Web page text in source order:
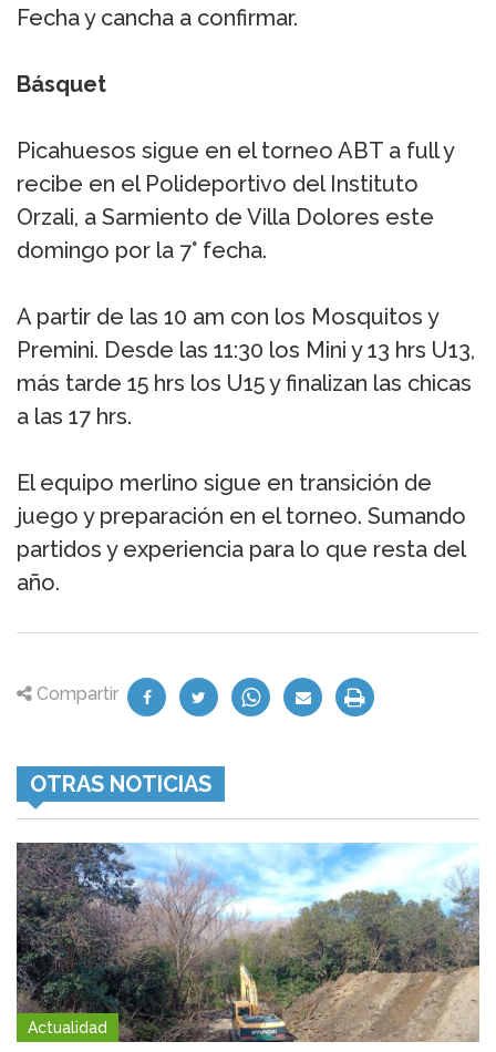
Fecha y cancha a confirmar.
Básquet
Picahuesos sigue en el torneo ABT a full y
recibe en el Polideportivo del Instituto
Orzali, a Sarmiento de Villa Dolores este
domingo por la 7° fecha.
A partir de las 10 am con los Mosquitos y
Premini. Desde las 11:30 los Mini y 13 hrs U13,
más tarde 15 hrs los U15 y finalizan las chicas
a las 17 hrs.
El equipo merlino sigue en transición de
juego y preparación en el torneo. Sumando
partidos y experiencia para lo que resta del
año.
Compartir
OTRAS NOTICIAS
Actualidad